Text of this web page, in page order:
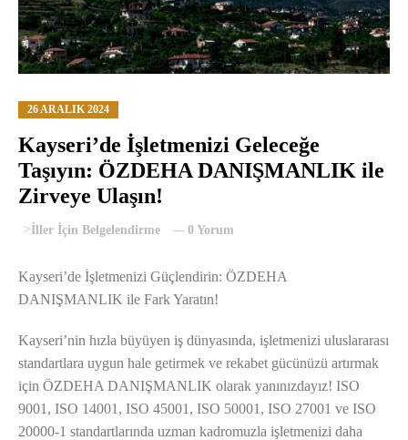
26 ARALIK 2024
Kayseri’de İşletmenizi Geleceğe
Taşıyın: ÖZDEHA DANIŞMANLIK ile
Zirveye Ulaşın!
>İller İçin Belgelendirme 0 Yorum
Kayseri’de İşletmenizi Güçlendirin: ÖZDEHA
DANIŞMANLIK ile Fark Yaratın!
Kayseri’nin hızla büyüyen iş dünyasında, işletmenizi uluslararası
standartlara uygun hale getirmek ve rekabet gücünüzü artırmak
için ÖZDEHA DANIŞMANLIK olarak yanınızdayız! ISO
9001, ISO 14001, ISO 45001, ISO 50001, ISO 27001 ve ISO
20000-1 standartlarında uzman kadromuzla işletmenizi daha